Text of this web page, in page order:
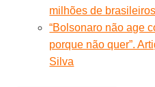
milhões de
“Bolsonaro não age
porque não quer”.
Silva